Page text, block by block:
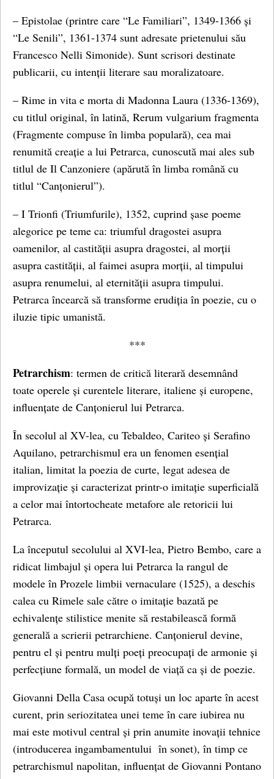
– Epistolae (printre care “Le Familiari”, 1349-1366 și
“Le Senili”, 1361-1374 sunt adresate prietenului său
Francesco Nelli Simonide). Sunt scrisori destinate
publicarii, cu intenții literare sau moralizatoare.
– Rime in vita e morta di Madonna Laura (1336-1369),
cu titlul original, în latină, Rerum vulgarium fragmenta
(Fragmente compuse în limba populară), cea mai
renumită creație a lui Petrarca, cunoscută mai ales sub
titlul de Il Canzoniere (apărută în limba română cu
titlul “Canțonierul”).
– I Trionfi (Triumfurile), 1352, cuprind șase poeme
alegorice pe teme ca: triumful dragostei asupra
oamenilor, al castității asupra dragostei, al morții
asupra castității, al faimei asupra morții, al timpului
asupra renumelui, al eternității asupra timpului.
Petrarca încearcă să transforme erudiția în poezie, cu o
iluzie tipic umanistă.
***
Petrarchism: termen de critică literară desemnând
toate operele și curentele literare, italiene și europene,
influențate de Canțonierul lui Petrarca.
În secolul al XV-lea, cu Tebaldeo, Cariteo și Serafino
Aquilano, petrarchismul era un fenomen esențial
italian, limitat la poezia de curte, legat adesea de
improvizație și caracterizat printr-o imitație superficială
a celor mai întortocheate metafore ale retoricii lui
Petrarca.
La începutul secolului al XVI-lea, Pietro Bembo, care a
ridicat limbajul și opera lui Petrarca la rangul de
modele în Prozele limbii vernaculare (1525), a deschis
calea cu Rimele sale către o imitație bazată pe
echivalențe stilistice menite să restabilească formă
generală a scrierii petrarchiene. Canțonierul devine,
pentru el și pentru mulți poeți preocupați de armonie și
perfecțiune formală, un model de viață ca și de poezie.
Giovanni Della Casa ocupă totuși un loc aparte în acest
curent, prin seriozitatea unei teme în care iubirea nu
mai este motivul central și prin anumite inovații tehnice
(introducerea ingambamentului în sonet), în timp ce
petrarchismul napolitan, influențat de Giovanni Pontano